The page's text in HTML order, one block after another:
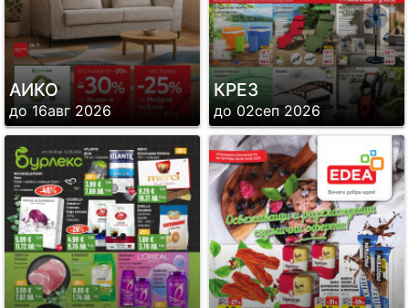
АИКО
до 16авг 2026
КРЕЗ
до 02сеп 2026